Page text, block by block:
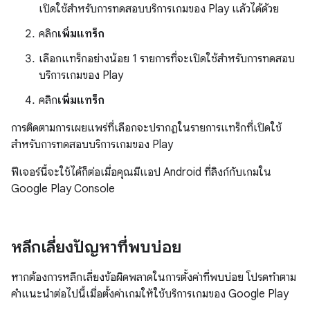
เปิดใช้สำหรับการทดสอบบริการเกมของ Play แล้วได้ด้วย
คลิกเพิ่มแทร็ก
เลือกแทร็กอย่างน้อย 1 รายการที่จะเปิดใช้สำหรับการทดสอบ
บริการเกมของ Play
คลิกเพิ่มแทร็ก
การติดตามการเผยแพร่ที่เลือกจะปรากฏในรายการแทร็กที่เปิดใช้
สำหรับการทดสอบบริการเกมของ Play
ฟีเจอร์นี้จะใช้ได้ก็ต่อเมื่อคุณมีแอป Android ที่ลิงก์กับเกมใน
Google Play Console
หลีกเลี่ยงปัญหาที่พบบ่อย
หากต้องการหลีกเลี่ยงข้อผิดพลาดในการตั้งค่าที่พบบ่อย โปรดทำตาม
คำแนะนำต่อไปนี้เมื่อตั้งค่าเกมให้ใช้บริการเกมของ Google Play